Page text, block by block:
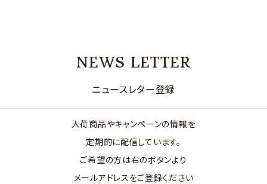
NEWS LETTER
ニュースレター登録
入荷商品やキャンペーンの情報を
定期的に配信しています。
ご希望の方は右のボタンより
メールアドレスをご登録ください